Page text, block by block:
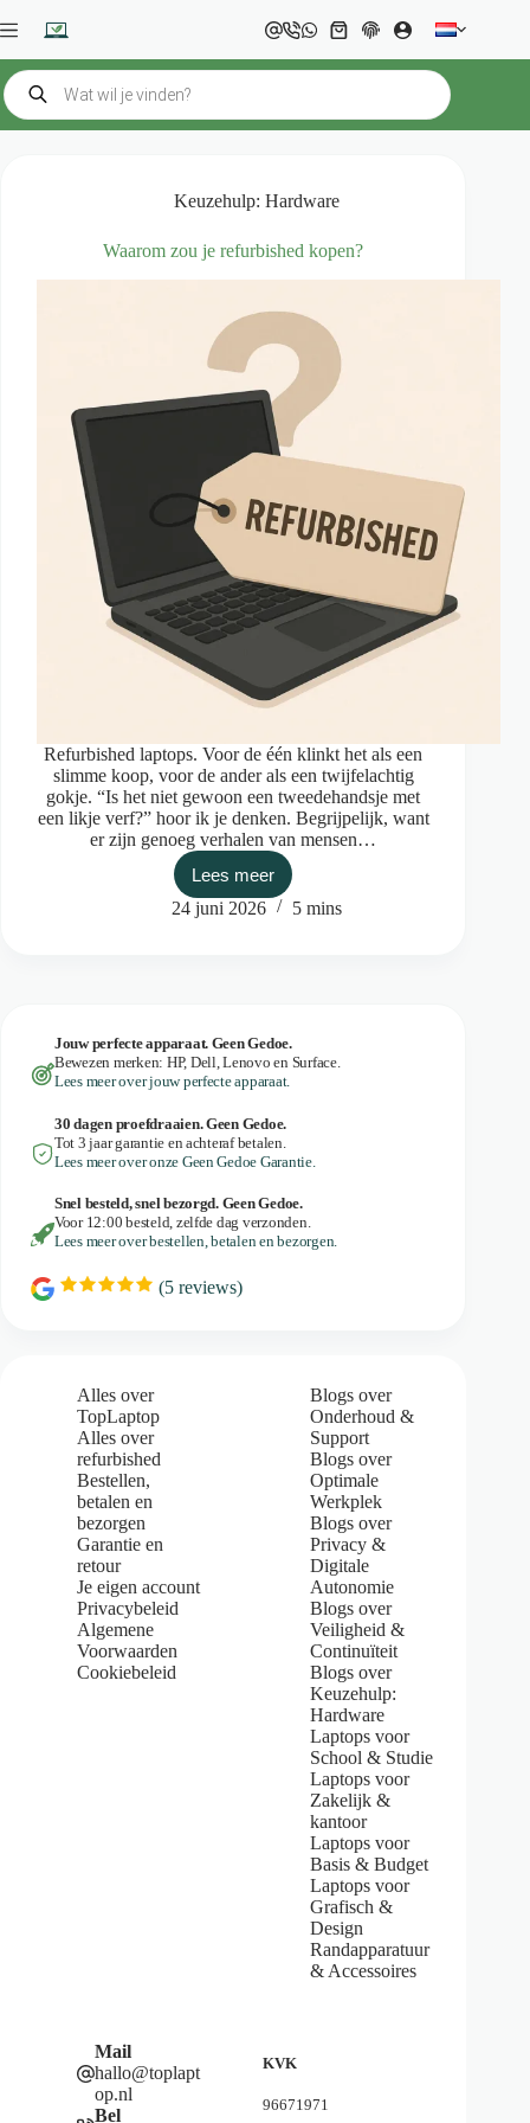
naar
inhoud
Winkelwagen
Producten
zoeken
Keuzehulp: Hardware
Waarom zou je refurbished kopen?
Refurbished laptops. Voor de één klinkt het als een
slimme koop, voor de ander als een twijfelachtig
gokje. “Is het niet gewoon een tweedehandsje met
een likje verf?” hoor ik je denken. Begrijpelijk, want
er zijn genoeg verhalen van mensen…
Lees meer
Waarom
zou
24 juni 2026 5 mins
Jouw perfecte apparaat. Geen Gedoe.
Bewezen merken: HP, Dell, Lenovo en Surface.
Lees meer over jouw perfecte apparaat.
30 dagen proefdraaien. Geen Gedoe.
Tot 3 jaar garantie en achteraf betalen.
Lees meer over onze Geen Gedoe Garantie.
Snel besteld, snel bezorgd. Geen Gedoe.
Voor 12:00 besteld, zelfde dag verzonden.
Lees meer over bestellen, betalen en bezorgen.
R
(5 reviews)
Alles over
TopLaptop
Alles over
refurbished
Bestellen,
betalen en
bezorgen
Garantie en
retour
Je eigen account
Privacybeleid
Algemene
Voorwaarden
Cookiebeleid
Blogs over
Onderhoud &
Support
Blogs over
Optimale
Werkplek
Blogs over
Privacy &
Digitale
Autonomie
Blogs over
Veiligheid &
Continuïteit
Blogs over
Keuzehulp:
Hardware
Laptops voor
School & Studie
Laptops voor
Zakelijk &
kantoor
Laptops voor
Basis & Budget
Laptops voor
Grafisch &
Design
Randapparatuur
& Accessoires
Mail
hallo@toplapt
op.nl
Bel
KVK
96671971